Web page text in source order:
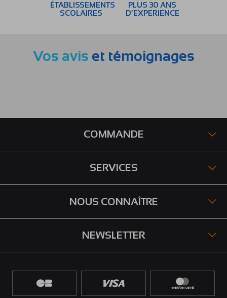
ÉTABLISSEMENTS
SCOLAIRES
PLUS 30 ANS
D’EXPERIENCE
Vos avis et témoignages
COMMANDE
SERVICES
NOUS CONNAÎTRE
NEWSLETTER